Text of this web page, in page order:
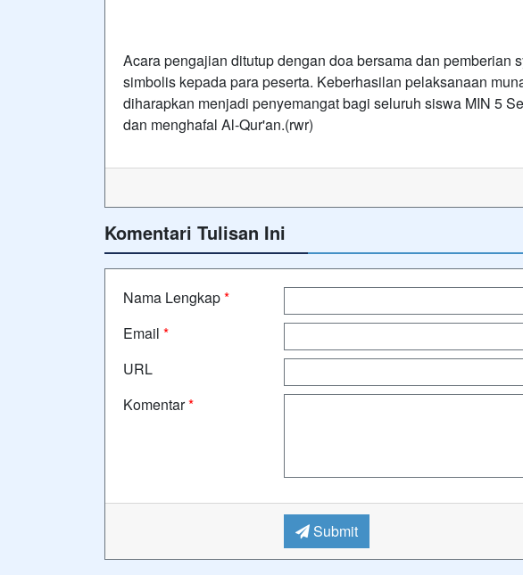
Acara pengajian ditutup dengan doa bersama dan pemberian
simbolis kepada para peserta. Keberhasilan pelaksanaan
diharapkan menjadi penyemangat bagi seluruh siswa MIN 5
dan menghafal Al-Qur'an.(rwr)
Komentari Tulisan Ini
Nama Lengkap*
Email *
URL
Komentar*
Submit